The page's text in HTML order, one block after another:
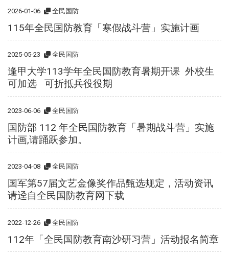
2026-01-06 全民国防
115年全民国防教育「寒假战斗营」实施计画
2025-05-23 全民国防
逢甲大学113学年全民国防教育暑期开课 外校生
可加选 可折抵兵役役期
2023-06-06 全民国防
国防部 112 年全民国防教育「暑期战斗营」实施
计画,请踊跃参加。
2023-04-08 全民国防
国军第57届文艺金像奖作品甄选规定，活动资讯
请迳自全民国防教育网下载
2022-12-26 全民国防
112年「全民国防教育南沙研习营」活动报名简章